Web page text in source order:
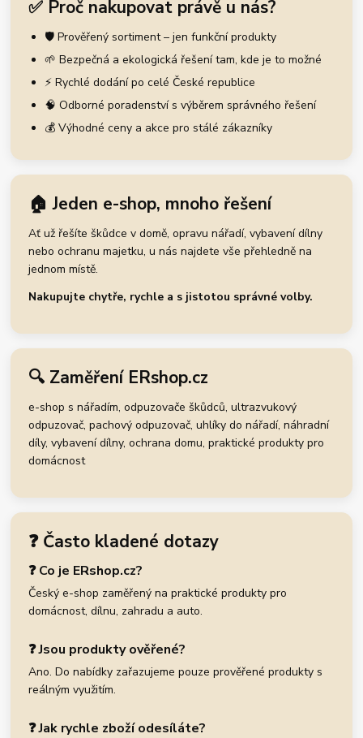
✅ Proč nakupovat právě u nás?
🛡️ Prověřený sortiment – jen funkční produkty
🌱 Bezpečná a ekologická řešení tam, kde je to možné
⚡ Rychlé dodání po celé České republice
🧠 Odborné poradenství s výběrem správného řešení
💰 Výhodné ceny a akce pro stálé zákazníky
🏠 Jeden e-shop, mnoho řešení
Ať už řešíte škůdce v domě, opravu nářadí, vybavení dílny
nebo ochranu majetku, u nás najdete vše přehledně na
jednom místě.
Nakupujte chytře, rychle a s jistotou správné volby.
🔍 Zaměření ERshop.cz
e-shop s nářadím, odpuzovače škůdců, ultrazvukový
odpuzovač, pachový odpuzovač, uhlíky do nářadí, náhradní
díly, vybavení dílny, ochrana domu, praktické produkty pro
domácnost
❓ Často kladené dotazy
❓ Co je ERshop.cz?
Český e-shop zaměřený na praktické produkty pro
domácnost, dílnu, zahradu a auto.
❓ Jsou produkty ověřené?
Ano. Do nabídky zařazujeme pouze prověřené produkty s
reálným využitím.
❓ Jak rychle zboží odesíláte?